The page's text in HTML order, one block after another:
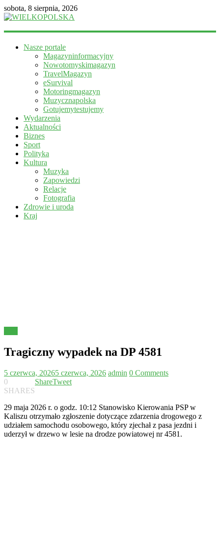
sobota, 8 sierpnia, 2026
WIELKOPOLSKA
informacyjny
Nasze portale
Magazyninformacyjny
Nowotomyskimagazyn
TravelMagazyn
eSurvival
Motoringmagazyn
Muzycznapolska
Gotujemytestujemy
Wydarzenia
Aktualności
Biznes
Sport
Polityka
Kultura
Muzyka
Zapowiedzi
Relacje
Fotografia
Zdrowie i uroda
Kraj
Tragiczny wypadek na DP 4581
5 czerwca, 20265 czerwca, 2026 admin 0 Comments
0
SHARES
ShareTweet
29 maja 2026 r. o godz. 10:12 Stanowisko Kierowania PSP w
Kaliszu otrzymało zgłoszenie dotyczące zdarzenia drogowego z
udziałem samochodu osobowego, który zjechał z pasa jezdni i
uderzył w drzewo w lesie na drodze powiatowej nr 4581.